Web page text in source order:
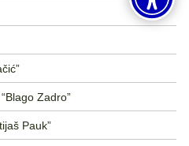
Zadro”
Pauk”